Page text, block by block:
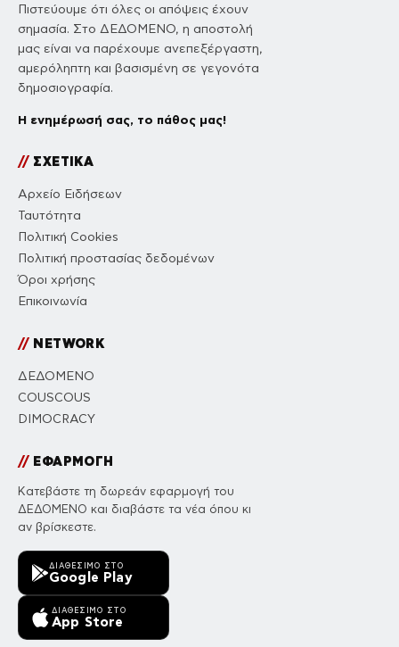
Πιστεύουμε ότι όλες οι απόψεις έχουν
σημασία. Στο ΔΕΔΟΜΕΝΟ, η αποστολή
μας είναι να παρέχουμε ανεπεξέργαστη,
αμερόληπτη και βασισμένη σε γεγονότα
δημοσιογραφία.
Η ενημέρωσή σας, το πάθος μας!
//ΣΧΕΤΙΚΑ
Αρχείο Ειδήσεων
Ταυτότητα
Πολιτική Cookies
Πολιτική προστασίας δεδομένων
Όροι χρήσης
Επικοινωνία
//NETWORK
ΔΕΔΟΜΕΝΟ
COUSCOUS
DIMOCRACY
//ΕΦΑΡΜΟΓΗ
Κατεβάστε τη δωρεάν εφαρμογή του
ΔΕΔΟΜΕΝΟ και διαβάστε τα νέα όπου κι
αν βρίσκεστε.
ΔΙΑΘΈΣΙΜΟ ΣΤΟ
Google Play
ΔΙΑΘΈΣΙΜΟ ΣΤΟ
App Store